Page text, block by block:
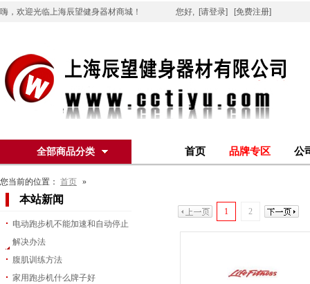
嗨，欢迎光临上海辰望健身器材商城！ 您好, [请登录] [免费注册]
全部商品分类 首页 品牌专区 公
您当前的位置： 首页 »
1 2
本站新闻
电动跑步机不能加速和自动停止
解决办法
腹肌训练方法
家用跑步机什么牌子好